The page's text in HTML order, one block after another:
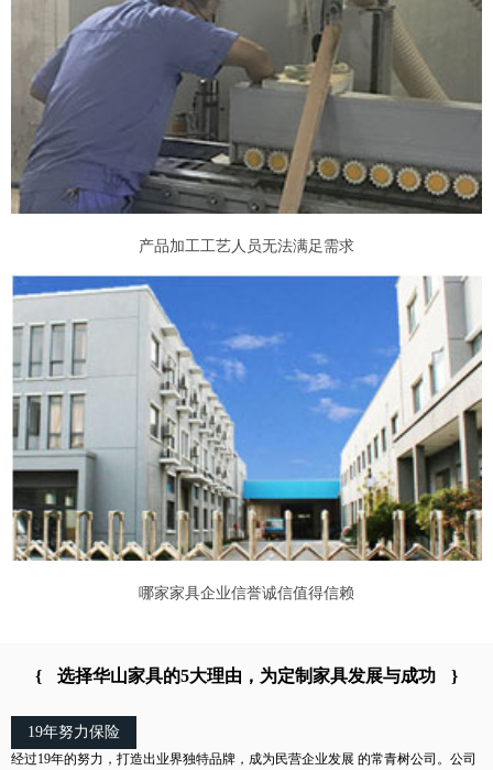
产品加工工艺人员无法满足需求
哪家家具企业信誉诚信值得信赖
{ 选择华山家具的5大理由，为定制家具发展与成功 }
19年努力保险
经过19年的努力，打造出业界独特品牌，成为民营企业发展 的常青树公司。公司